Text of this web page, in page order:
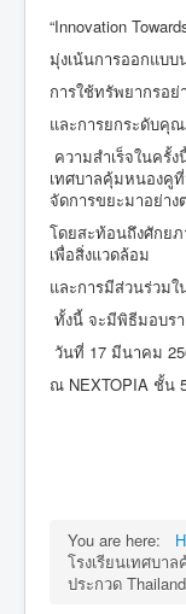
“Innovation
มุ่งเน้นการออกแบ
การใช้ทรัพยากรอย่
และการยกระดับคุ
ความสำเร็จในครั้
เทศบาลคุ้มหนองคู
จัดการขยะมาอย่าง
โดยสะท้อนถึงศักย
เพื่อสิ่งแวดล้อม
และการมีส่วนร่วม
ทั้งนี้ จะมีพิธีมอบรา
วันที่ 17 มีนาคม
ณ NEXTOPIA ชั้น
You are here:
โรงเรียนเทศบา
ประกวด